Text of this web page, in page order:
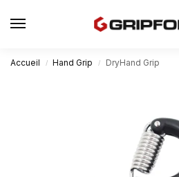
Accueil / Hand Grip / DryHand Grip